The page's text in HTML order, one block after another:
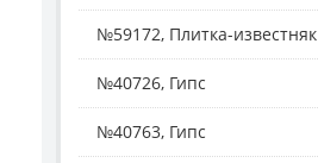
№59172, Плитка-известняк
№40726, Гипс
№40763, Гипс